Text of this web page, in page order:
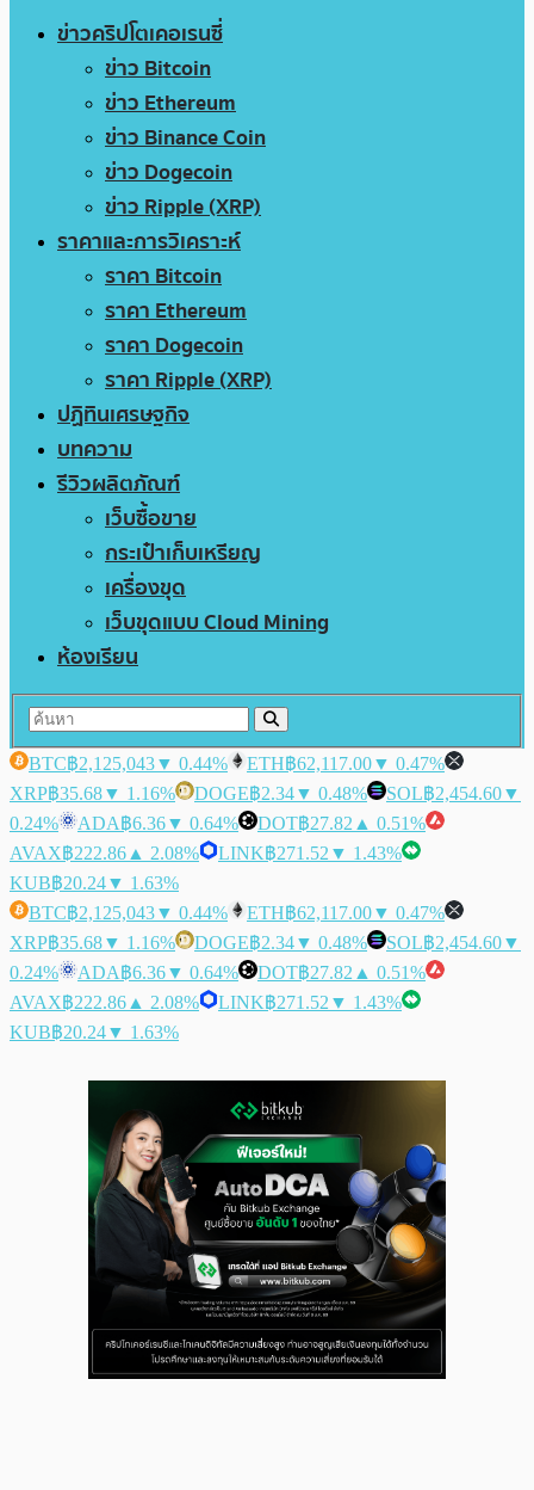
ข่าวคริปโตเคอเรนซี่
ข่าว Bitcoin
ข่าว Ethereum
ข่าว Binance Coin
ข่าว Dogecoin
ข่าว Ripple (XRP)
ราคาและการวิเคราะห์
ราคา Bitcoin
ราคา Ethereum
ราคา Dogecoin
ราคา Ripple (XRP)
ปฏิทินเศรษฐกิจ
บทความ
รีวิวผลิตภัณฑ์
เว็บซื้อขาย
กระเป๋าเก็บเหรียญ
เครื่องขุด
เว็บขุดแบบ Cloud Mining
ห้องเรียน
BTC฿2,125,043▼ 0.44% ETH฿62,117.00▼ 0.47%
XRP฿35.68▼ 1.16% DOGE฿2.34▼ 0.48% SOL฿2,454.60▼
0.24%
ADA฿6.36▼ 0.64% DOT฿27.82 ▲ 0.51%
AVAX฿222.86 ▲ 2.08% LINK฿271.52 ▼ 1.43%
KUB฿20.24▼ 1.63%
BTC฿2,125,043▼ 0.44% ETH฿62,117.00▼ 0.47%
XRP฿35.68▼ 1.16% DOGE฿2.34▼ 0.48% SOL฿2,454.60▼
0.24%
ADA฿6.36▼ 0.64% DOT฿27.82 ▲ 0.51%
AVAX฿222.86 ▲ 2.08% LINK฿271.52 ▼ 1.43%
KUB฿20.24▼ 1.63%